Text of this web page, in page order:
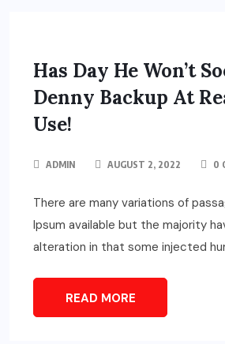
Has Day He Won’t
Denny Backup At
Use!
ADMIN AUGUST 2, 2022 0
There are many variations of
Ipsum available but the majority
alteration in that some injected
READ MORE